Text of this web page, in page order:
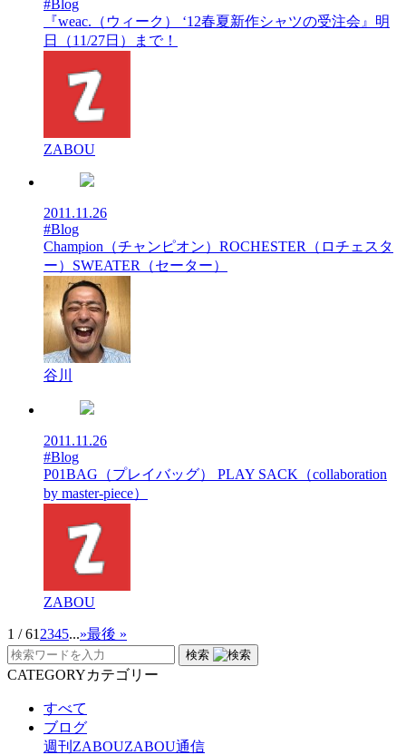
#Blog
『weac.（ウィーク） ‘12春夏新作シャツの受注会』明
日（11/27日）まで！
ZABOU
2011.11.26
#Blog
Champion（チャンピオン）ROCHESTER（ロチェスタ
ー）SWEATER（セーター）
谷川
2011.11.26
#Blog
P01BAG（プレイバッグ） PLAY SACK（collaboration
by master-piece）
ZABOU
1 / 61 2345...»最後 »
検索
CATEGORYカテゴリー
すべて
ブログ
週刊ZABOUZABOU通信